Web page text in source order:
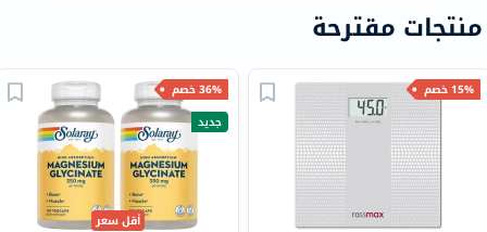
منتجات مقترحة
15% خصم
36% خصم
جديد
أقل سعر